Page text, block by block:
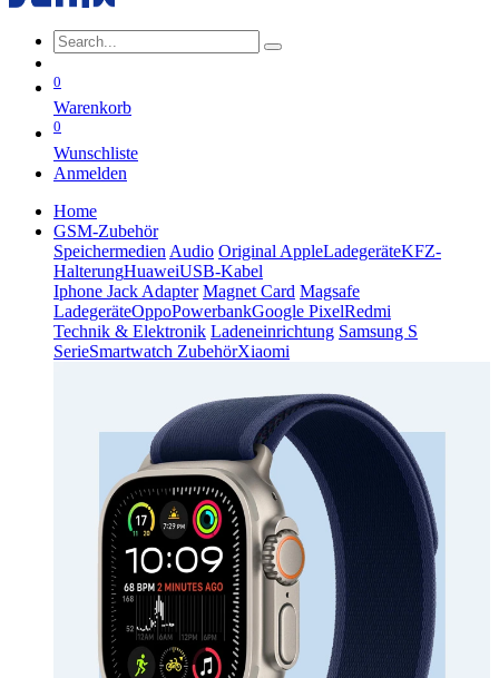
0
Warenkorb
0
Wunschliste
Anmelden
Home
GSM-Zubehör
Speichermedien Audio Original AppleLadegeräteKFZ-
HalterungHuaweiUSB-Kabel
Iphone Jack Adapter Magnet Card Magsafe
LadegeräteOppoPowerbankGoogle PixelRedmi
Technik & Elektronik Ladeneinrichtung Samsung S
SerieSmartwatch ZubehörXiaomi